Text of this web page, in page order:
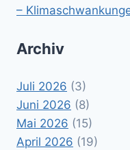
–
Archiv
Juli 2026 (3)
Juni 2026 (8)
Mai 2026 (15)
April 2026 (19)